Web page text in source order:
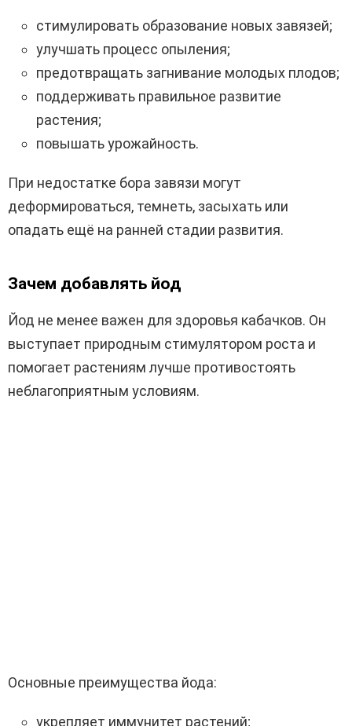
стимулировать образование новых завязей;
улучшать процесс опыления;
предотвращать загнивание молодых плодов;
поддерживать правильное развитие
растения;
повышать урожайность.
При недостатке бора завязи могут
деформироваться, темнеть, засыхать или
опадать ещё на ранней стадии развития.
Зачем добавлять йод
Йод не менее важен для здоровья кабачков. Он
выступает природным стимулятором роста и
помогает растениям лучше противостоять
неблагоприятным условиям.
Основные преимущества йода:
укрепляет иммунитет растений;